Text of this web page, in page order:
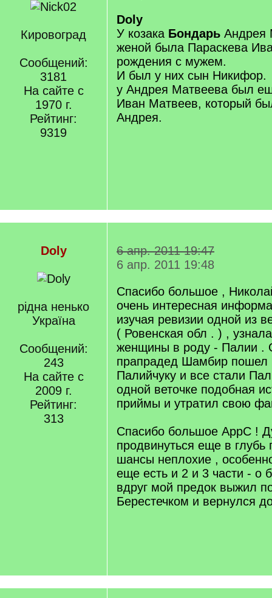
Кировоград
Сообщений:
3181
На сайте с
1970 г.
Рейтинг:
9319
Doly
У козака Бондарь Андрея
женой была Параскева
рождения с мужем.
И был у них сын Никифор.
у Андрея Матвеева был
Иван Матвеев, который
Андрея.
Doly
рідна ненько
Україна
Сообщений:
243
На сайте с
2009 г.
Рейтинг:
313
6 апр. 2011 19:47
6 апр. 2011 19:48
Спасибо большое ,
очень интересная
изучая ревизии одной из
( Ровенская обл . ) ,
женщины в роду - Палии .
прапрадед Шамбир пошел
Палийчуку и все стали
одной веточке подобная
приймы и утратил свою
Спасибо большое АррС !
продвинуться еще в
шансы неплохие ,
еще есть и 2 и 3 части - о
вдруг мой предок выжил
Берестечком и вернулся